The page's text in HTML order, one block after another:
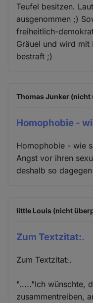
Teufel besitzen.
ausgenommen ;)
freiheitlich-
Gräuel und wird mit
bestraft ;)
Thomas Junker (nicht
Homophobie -
Homophobie - wie
Angst vor ihren
deshalb so dagegen
little Louis (nicht
Zum Textzitat:.
Zum Textzitat:.
"....."Ich wünschte,
zusammentreiben,